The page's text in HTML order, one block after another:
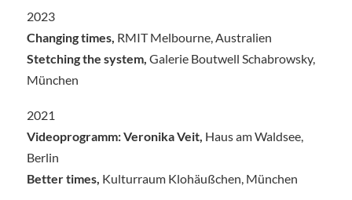
2023
Changing times, RMIT Melbourne, Australien
Stetching the system, Galerie Boutwell Schabrowsky,
München
2021
Videoprogramm: Veronika Veit, Haus am Waldsee,
Berlin
Better times, Kulturraum Klohäußchen, München